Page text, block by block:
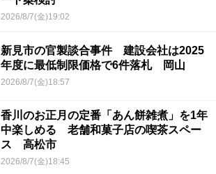
2026/8/7(金)19:02
新見市の官製談合事件 建設会社は2025
年度に最低制限価格で6件落札 岡山
2026/8/7(金)18:57
香川のお正月の定番「あん餅雑煮」を1年
中楽しめる 老舗和菓子店の喫茶スペー
ス 高松市
2026/8/7(金)18:45